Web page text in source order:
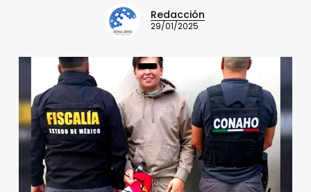
Redacción
29/01/2025